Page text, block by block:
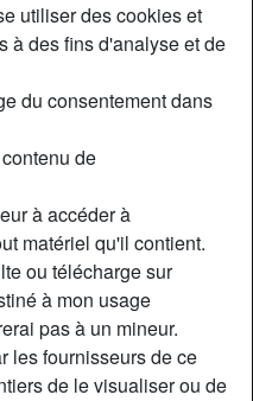
utiliser des cookies et
à des fins d'analyse et de
du consentement dans
de
à accéder à
matériel qu'il contient.
ou télécharge sur
à mon usage
pas à un mineur.
les fournisseurs de ce
de le visualiser ou de
Waxxedvaxxed
32
France
Eure
Femme
Hétéro